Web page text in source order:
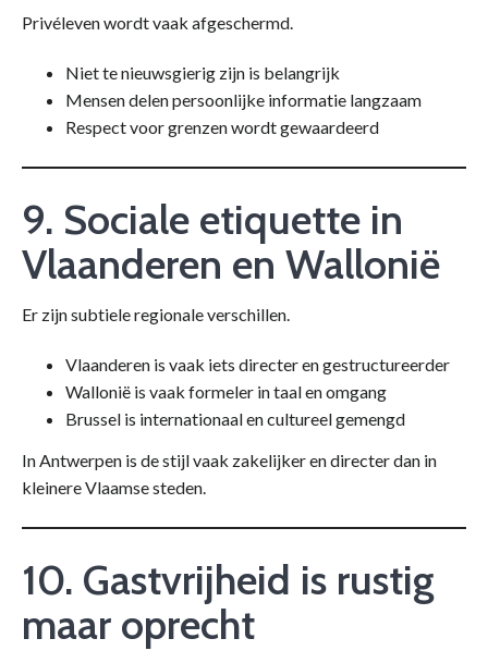
Privéleven wordt vaak afgeschermd.
Niet te nieuwsgierig zijn is belangrijk
Mensen delen persoonlijke informatie langzaam
Respect voor grenzen wordt gewaardeerd
9. Sociale etiquette in
Vlaanderen en Wallonië
Er zijn subtiele regionale verschillen.
Vlaanderen is vaak iets directer en gestructureerder
Wallonië is vaak formeler in taal en omgang
Brussel is internationaal en cultureel gemengd
In Antwerpen is de stijl vaak zakelijker en directer dan in
kleinere Vlaamse steden.
10. Gastvrijheid is rustig
maar oprecht